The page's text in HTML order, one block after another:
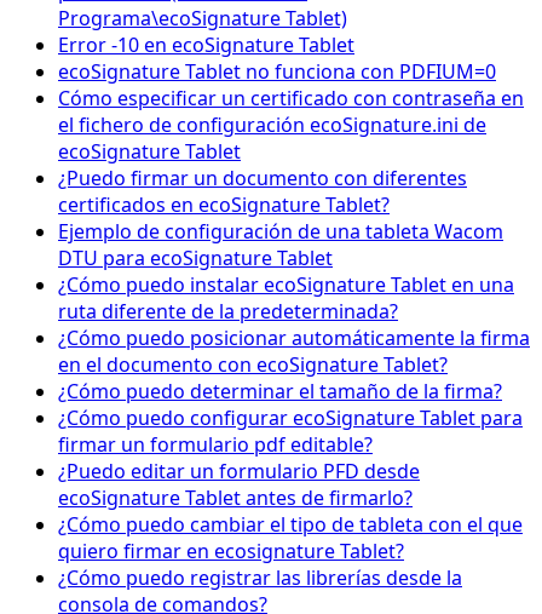
Programa\ecoSignature Tablet)
Error -10 en ecoSignature Tablet
ecoSignature Tablet no funciona con PDFIUM=0
Cómo especificar un certificado con contraseña en
el fichero de configuración ecoSignature.ini de
ecoSignature Tablet
¿Puedo firmar un documento con diferentes
certificados en ecoSignature Tablet?
Ejemplo de configuración de una tableta Wacom
DTU para ecoSignature Tablet
¿Cómo puedo instalar ecoSignature Tablet en una
ruta diferente de la predeterminada?
¿Cómo puedo posicionar automáticamente la firma
en el documento con ecoSignature Tablet?
¿Cómo puedo determinar el tamaño de la firma?
¿Cómo puedo configurar ecoSignature Tablet para
firmar un formulario pdf editable?
¿Puedo editar un formulario PFD desde
ecoSignature Tablet antes de firmarlo?
¿Cómo puedo cambiar el tipo de tableta con el que
quiero firmar en ecosignature Tablet?
¿Cómo puedo registrar las librerías desde la
consola de comandos?